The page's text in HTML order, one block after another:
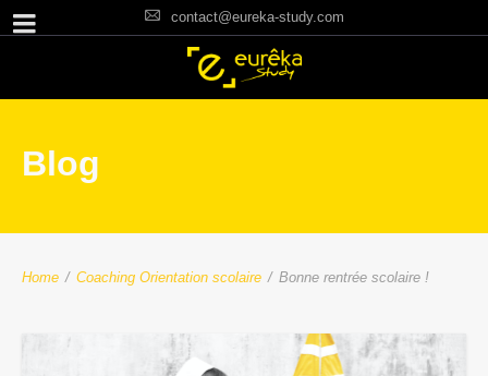
contact@eureka-study.com
Blog
Home / Coaching Orientation scolaire / Bonne rentrée scolaire !